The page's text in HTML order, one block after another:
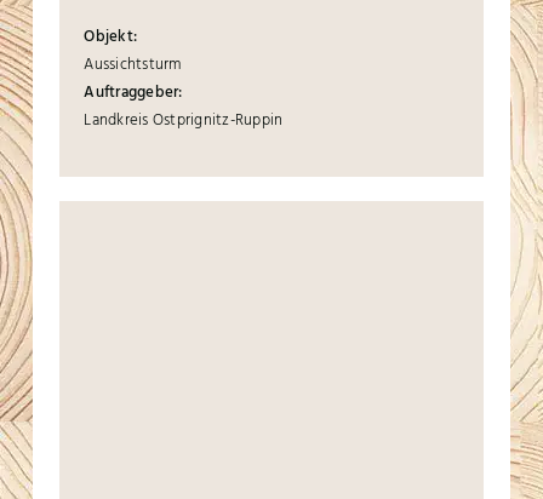
Objekt:
Aussichtsturm
Auftraggeber:
Landkreis Ostprignitz-Ruppin